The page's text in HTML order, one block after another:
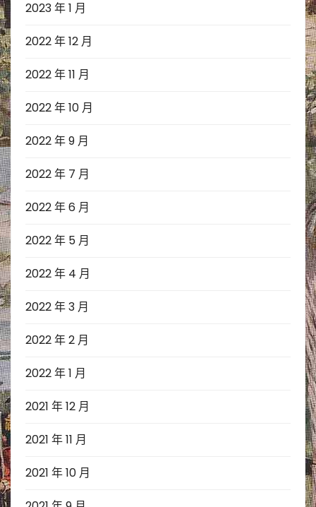
2023 年 1 月
2022 年 12 月
2022 年 11 月
2022 年 10 月
2022 年 9 月
2022 年 7 月
2022 年 6 月
2022 年 5 月
2022 年 4 月
2022 年 3 月
2022 年 2 月
2022 年 1 月
2021 年 12 月
2021 年 11 月
2021 年 10 月